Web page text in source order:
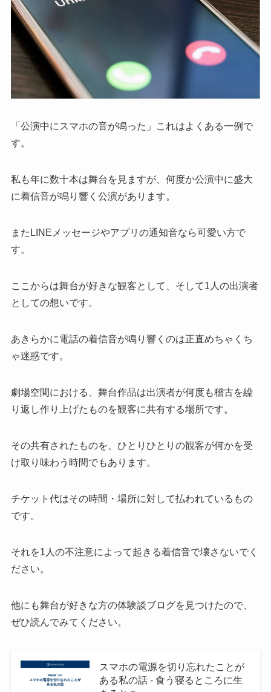
「公演中にスマホの音が鳴った」これはよくある一例で
す。
私も年に数十本は舞台を見ますが、何度か公演中に盛大
に着信音が鳴り響く公演があります。
またLINEメッセージやアプリの通知音なら可愛い方で
す。
ここからは舞台が好きな観客として、そして1人の出演者
としての想いです。
あきらかに電話の着信音が鳴り響くのは正直めちゃくち
ゃ迷惑です。
劇場空間における、舞台作品は出演者が何度も稽古を繰
り返し作り上げたものを観客に共有する場所です。
その共有されたものを、ひとりひとりの観客が何かを受
け取り味わう時間でもあります。
チケット代はその時間・場所に対して払われているもの
です。
それを1人の不注意によって起きる着信音で壊さないでく
ださい。
他にも舞台が好きな方の体験談ブログを見つけたので、
ぜひ読んでみてください。
スマホの電源を切り忘れたことが
ある私の話 - 食う寝るところに生